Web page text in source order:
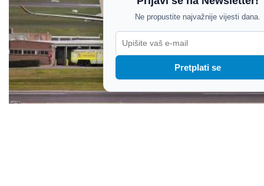
Ne propustite najvažnije vijesti dana.
Pretplati se